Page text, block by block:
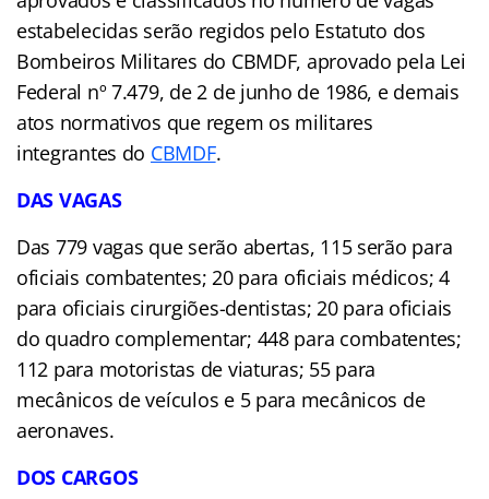
estabelecidas serão regidos pelo Estatuto dos
Bombeiros Militares do CBMDF, aprovado pela Lei
Federal nº 7.479, de 2 de junho de 1986, e demais
atos normativos que regem os militares
integrantes do CBMDF.
DAS VAGAS
Das 779 vagas que serão abertas, 115 serão para
oficiais combatentes; 20 para oficiais médicos; 4
para oficiais cirurgiões-dentistas; 20 para oficiais
do quadro complementar; 448 para combatentes;
112 para motoristas de viaturas; 55 para
mecânicos de veículos e 5 para mecânicos de
aeronaves.
DOS CARGOS